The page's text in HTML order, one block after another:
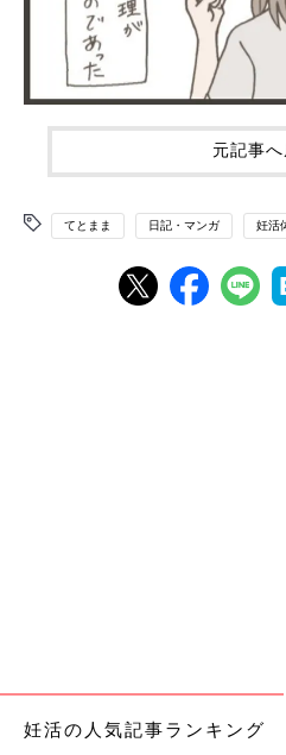
元記事
てとまま 日記・マンガ 妊活
妊活の人気記事ランキング